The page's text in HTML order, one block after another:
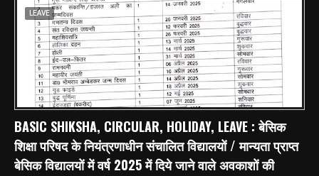
LEAVE
BASIC SHIKSHA, CIRCULAR, HOLIDAY, LEAVE : बेसिक
शिक्षा परिषद के नियंत्रणाधीन संचालित विद्यालयों / मान्यता प्राप्त
बेसिक विद्यालयों में वर्ष 2025 में दिये जाने वाले अवकाशों की